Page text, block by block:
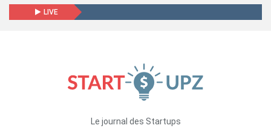
LIVE
Le journal des Startups